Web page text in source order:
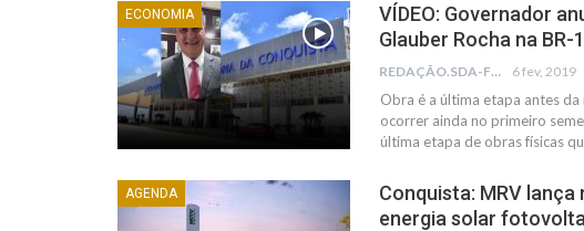
ECONOMIA
VÍDEO: Governador
Glauber Rocha na BR-
REDAÇÃO.SDA-FM 6 fev, 2019
Obra é a última etapa antes
ocorrer ainda no primeiro
última etapa de obras físicas
AGENDA
Conquista: MRV
energia solar